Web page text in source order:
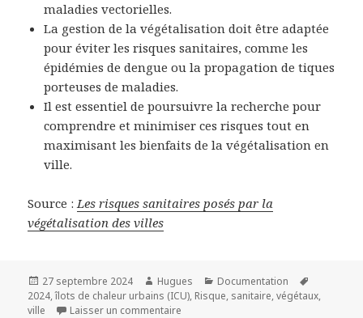
maladies vectorielles.
La gestion de la végétalisation doit être adaptée
pour éviter les risques sanitaires, comme les
épidémies de dengue ou la propagation de tiques
porteuses de maladies.
Il est essentiel de poursuivre la recherche pour
comprendre et minimiser ces risques tout en
maximisant les bienfaits de la végétalisation en
ville.
Source :Les risques sanitaires posés par la
végétalisation des villes
Publié
le
27 septembre 2024 Auteur
Hugues Catégories
Documentation
clés
2024,îlots de chaleur urbains (ICU), Risque, sanitaire,végétaux,
ville
Laisser un commentaire